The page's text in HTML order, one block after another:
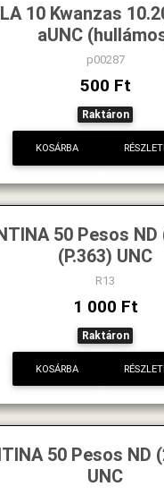
10 Kwanzas
aUNC
p00287
500 Ft
Raktáron
KOSÁRBA
50 Pesos
(P.363) UNC
R13
1 000 Ft
Raktáron
KOSÁRBA
50 Pesos ND
UNC